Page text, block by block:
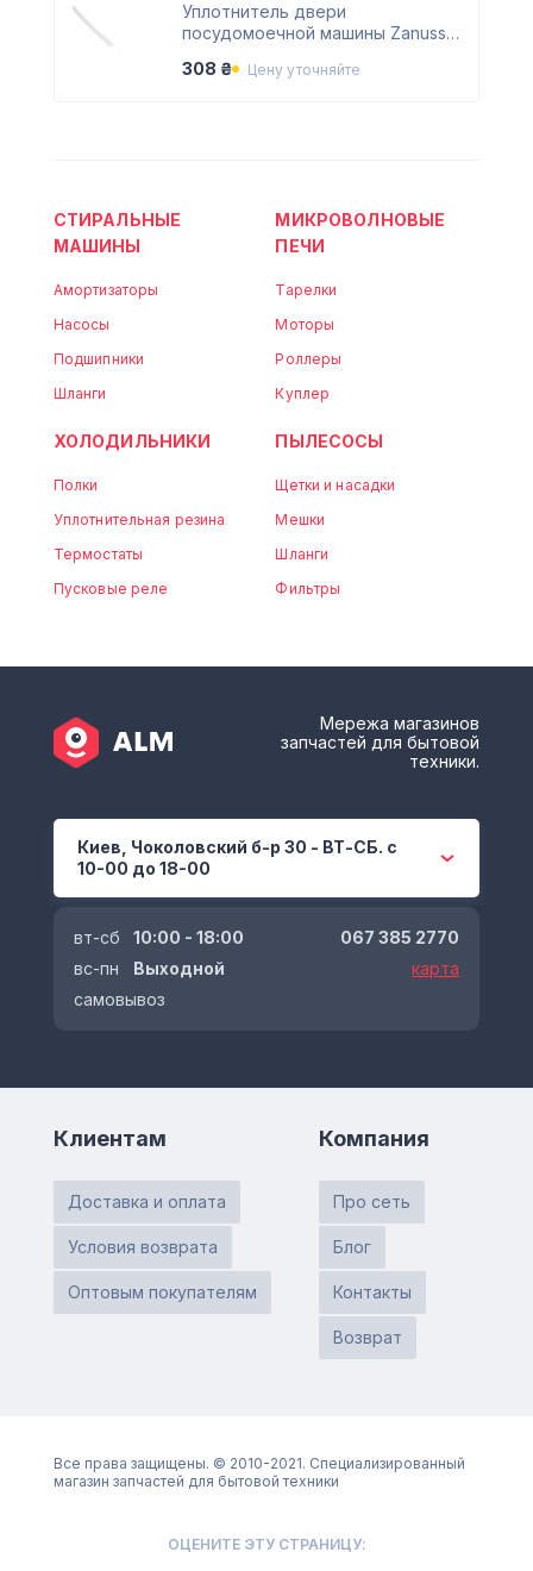
Уплотнитель двери
посудомоечной машины Zanussi
308 ₴ Цену уточняйте
СТИРАЛЬНЫЕ
МАШИНЫ
Амортизаторы
Насосы
Подшипники
Шланги
МИКРОВОЛНОВЫЕ
ПЕЧИ
Тарелки
Моторы
Роллеры
Куплер
ХОЛОДИЛЬНИКИ
Полки
Уплотнительная резина
Термостаты
Пусковые реле
ПЫЛЕСОСЫ
Щетки и насадки
Мешки
Шланги
Фильтры
Мережа магазинов
запчастей для бытовой
техники.
Киев, Чоколовский б-р 30 - ВТ-СБ. с
10-00 до 18-00
вт-сб
10:00 - 18:00
вс-пн
Выходной
самовывоз
067 385 2770
карта
Клиентам
Доставка и оплата
Условия возврата
Оптовым покупателям
Компания
Про сеть
Блог
Контакты
Возврат
Все права защищены. © 2010-2021. Специализированный
магазин запчастей для бытовой техники
ОЦЕНИТЕ ЭТУ СТРАНИЦУ: